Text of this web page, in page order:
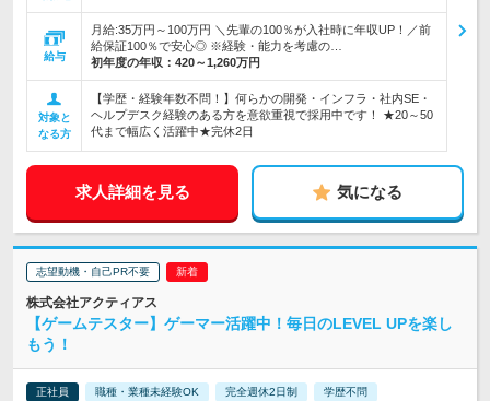
給与
月給:35万円～100万円 ＼先輩の100％が入社時に年収UP！／前
給保証100％で安心◎ ※経験・能力を考慮の…
初年度の年収： 420～1,260万円
対象と
なる方
【学歴・経験年数不問！】何らかの開発・インフラ・社内SE・
ヘルプデスク経験のある方を意欲重視で採用中です！ ★20～50
代まで幅広く活躍中★完休2日
求人詳細を見る 気になる
志望動機・自己PR不要
株式会社アクティアス
【ゲームテスター】ゲーマー活躍中！毎日のLEVEL UPを楽し
もう！
正社員 職種・業種未経験OK 完全週休2日制 学歴不問